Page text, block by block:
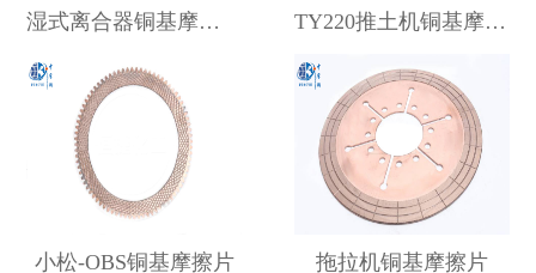
湿式离合器铜基摩擦片 TY220推土机铜基摩擦片
小松-OBS铜基摩擦片 拖拉机铜基摩擦片